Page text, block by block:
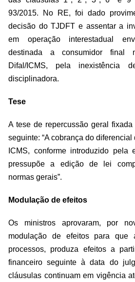
93/2015. No RE, foi dado
decisão do TJDFT e assentar a
em operação interestadual
destinada a consumidor final
Difal/ICMS, pela inexistência
disciplinadora.
Tese
A tese de repercussão geral
seguinte: “A cobrança do
ICMS, conforme introduzido pela
pressupõe a edição de lei
normas gerais”.
Modulação de efeitos
Os ministros aprovaram, por
modulação de efeitos para que
processos, produza efeitos a
financeiro seguinte à data do
cláusulas continuam em vigência